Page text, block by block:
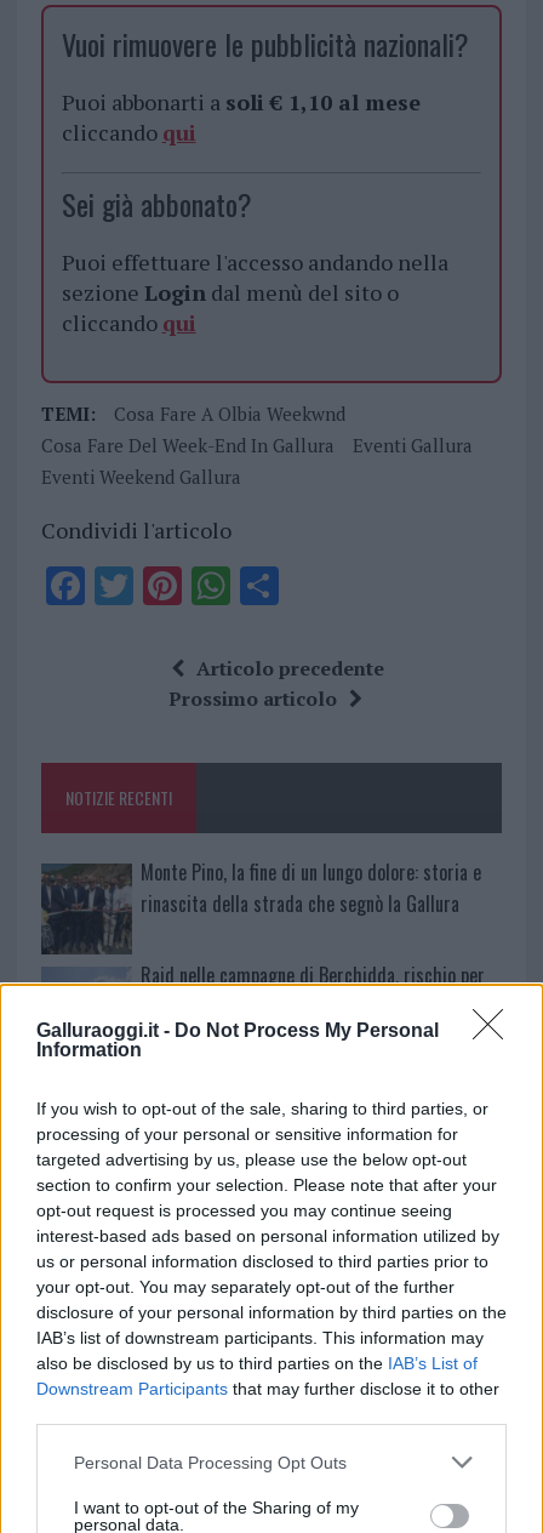
Galluraoggi.it - Do Not Process My Personal
Information
If you wish to opt-out of the sale, sharing to third parties, or
processing of your personal or sensitive information for
targeted advertising by us, please use the below opt-out
section to confirm your selection. Please note that after your
opt-out request is processed you may continue seeing
interest-based ads based on personal information utilized by
us or personal information disclosed to third parties prior to
your opt-out. You may separately opt-out of the further
disclosure of your personal information by third parties on the
IAB’s list of downstream participants. This information may
also be disclosed by us to third parties on the IAB’s List of
Downstream Participants that may further disclose it to other
Please note that this website/app uses one or more Google
not limited to your visit or usage behaviour. You may click to
Personal Data Processing Opt Outs
I want to opt-out of the Sharing of my
personal data.
Vuoi rimuovere le pubblicità nazionali?
Puoi abbonarti a soli € 1,10 al mese
cliccando qui
Sei già abbonato?
Puoi effettuare l'accesso andando nella
sezione Logindal menù del sito o
cliccando qui
TEMI:
Cosa Fare A Olbia Weekwnd
Cosa Fare Del Week-End In Gallura
Eventi Gallura
Eventi Weekend Gallura
Condividi l'articolo
F
o
k
T Pi
te
re
W
at
s
p
S
a
re
Articolo precedente
Prossimo articolo
NOTIZIE RECENTI
Monte Pino, la fine di un lungo dolore: storia e
rinascita della strada che segnò la Gallura
Raid nelle campagne di Berchidda, rischio per
ritrova la strada
Nuovi stalli residenti a Palau, il Comune
completa l’iter
Film internazionale, casting per comparse in
Costa Smeralda
Porto Rotondo ospita la grande sfida della vela
nell’estate 2026
caviale e sabbia rubata